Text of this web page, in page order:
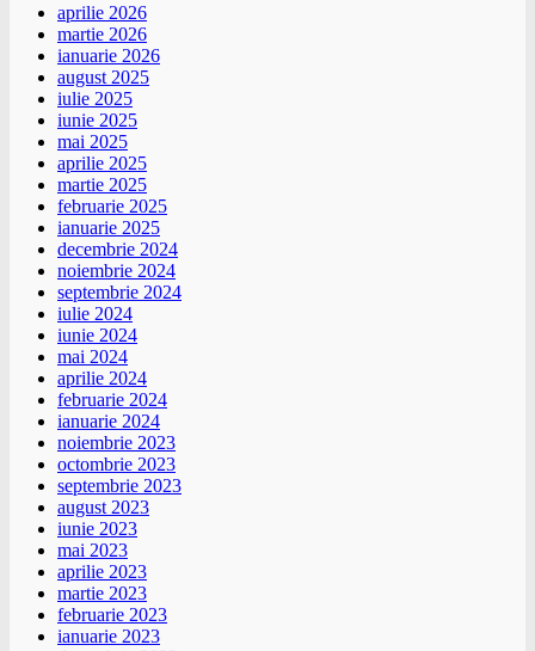
aprilie 2026
martie 2026
ianuarie 2026
august 2025
iulie 2025
iunie 2025
mai 2025
aprilie 2025
martie 2025
februarie 2025
ianuarie 2025
decembrie 2024
noiembrie 2024
septembrie 2024
iulie 2024
iunie 2024
mai 2024
aprilie 2024
februarie 2024
ianuarie 2024
noiembrie 2023
octombrie 2023
septembrie 2023
august 2023
iunie 2023
mai 2023
aprilie 2023
martie 2023
februarie 2023
ianuarie 2023